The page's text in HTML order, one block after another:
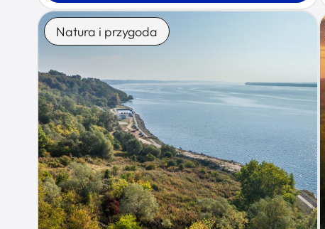
Natura i przygoda